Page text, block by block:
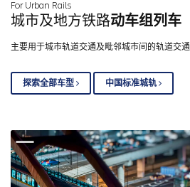
For Urban Rails
城市及地方铁路动车组列车
主要用于城市轨道交通及毗邻城市间的轨道交通
探索全部车型 中国标准城轨